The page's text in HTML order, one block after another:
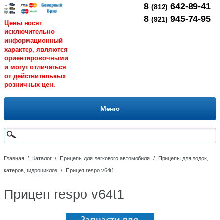
Цены носят
исключительно
информационный
характер, являются
ориентировочными
и могут отличаться
от действительных
розничных цен.
8 (812) 642-89-41
8 (921) 945-74-95
Меню
Главная / Каталог / Прицепы для легкового автомобиля / Прицепы для лодок,
катеров, гидроциклов / Прицеп respo v64t1
Прицеп respo v64t1